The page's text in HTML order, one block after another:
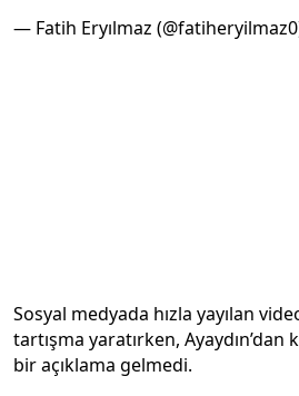
— Fatih Eryılmaz
Sosyal medyada hızla yayılan
tartışma yaratırken,
bir açıklama gelmedi.